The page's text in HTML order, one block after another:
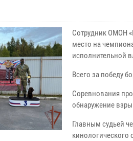
Сотрудник ОМОН
место на
исполнительной
Всего за победу
Соревнования
обнаружение
Главным судьей